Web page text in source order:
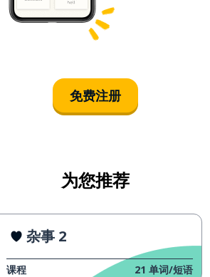
免费注册
为您推荐
杂事 2
课程 21 单词/短语